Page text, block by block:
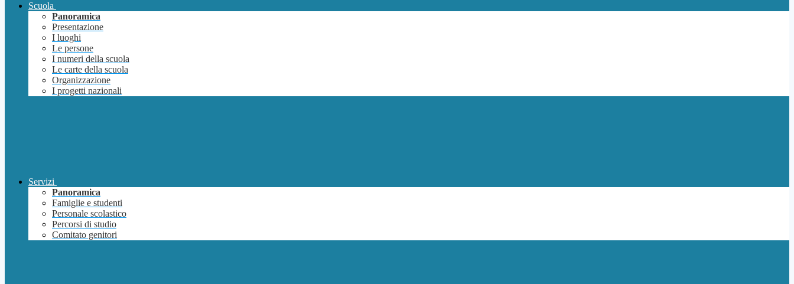
Scuola
Panoramica
Presentazione
I luoghi
Le persone
I numeri della scuola
Le carte della scuola
Organizzazione
I progetti nazionali
Servizi
Panoramica
Famiglie e studenti
Personale scolastico
Percorsi di studio
Comitato genitori